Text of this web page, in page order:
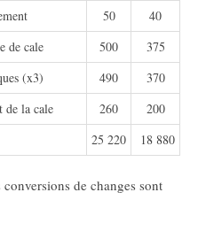
50
40
de cale
500
375
(x3)
490
370
de la cale
260 200
25 220 18 880
de changes sont